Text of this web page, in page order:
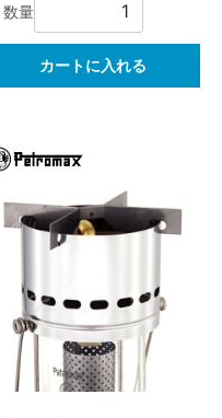
数量
カートに入れる